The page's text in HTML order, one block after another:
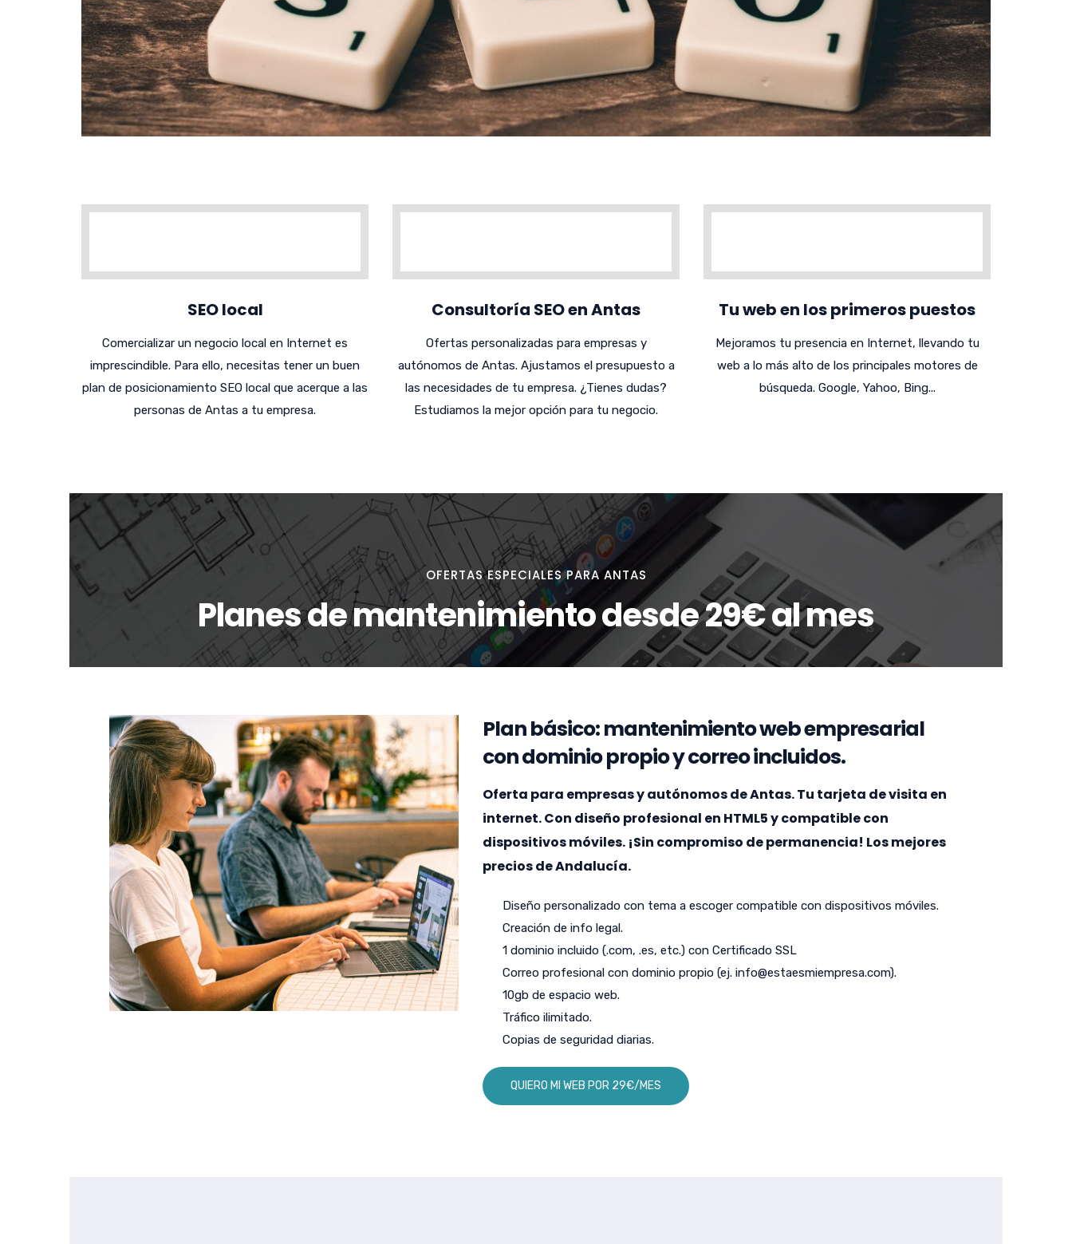
SEO local
Comercializar un negocio local en Internet es
imprescindible. Para ello, necesitas tener un buen
plan de posicionamiento SEO local que acerque a las
personas de Antas a tu empresa.
Consultoría SEO en Antas
Ofertas personalizadas para empresas y
autónomos de Antas. Ajustamos el presupuesto a
las necesidades de tu empresa. ¿Tienes dudas?
Estudiamos la mejor opción para tu negocio.
Tu web en los primeros puestos
Mejoramos tu presencia en Internet, llevando tu
web a lo más alto de los principales motores de
búsqueda. Google, Yahoo, Bing...
OFERTAS ESPECIALES PARA ANTAS
Planes de mantenimiento desde 29€ al mes
Plan básico: mantenimiento web empresarial
con dominio propio y correo incluidos.
Oferta para empresas y autónomos de Antas. Tu tarjeta de visita en
internet. Con diseño profesional en HTML5 y compatible con
dispositivos móviles. ¡Sin compromiso de permanencia! Los mejores
precios de Andalucía.
Diseño personalizado con tema a escoger compatible con dispositivos móviles.
Creación de info legal.
1 dominio incluido (.com, .es, etc.) con Certificado SSL
Correo profesional con dominio propio (ej. info@estaesmiempresa.com).
10gb de espacio web.
Tráfico ilimitado.
Copias de seguridad diarias.
QUIERO MI WEB POR 29€/MES